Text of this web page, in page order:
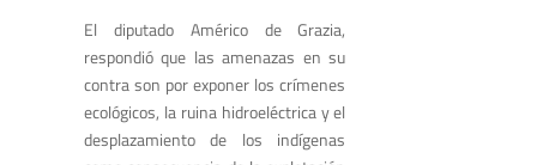
El diputado Américo de Grazia,
respondió que las amenazas en su
contra son por exponer los crímenes
ecológicos, la ruina hidroeléctrica y el
desplazamiento de los indígenas